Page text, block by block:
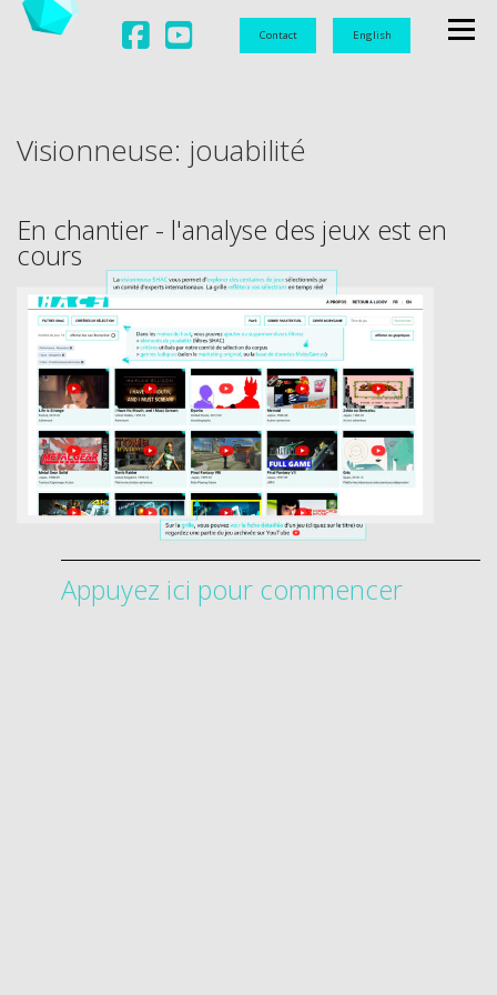
Menu
DOCUMENTATION
OBSERVATION
Contact English
Visionneuse: jouabilité
En chantier - l'analyse des jeux est en
cours
Appuyez ici pour commencer